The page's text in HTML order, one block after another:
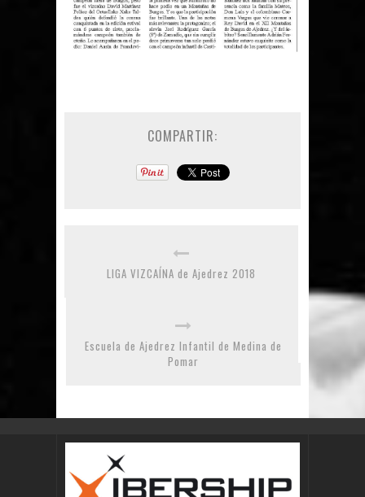
COMPARTIR:
LIGA VIZCAÍNA de Ajedrez 2018
Escuela de Ajedrez Infantil de Medina de
Pomar